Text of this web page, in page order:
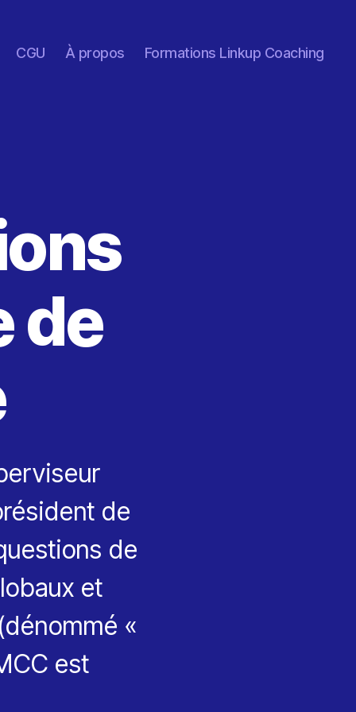
CGU À propos Formations Linkup Coaching
de
de
de
et
«
est